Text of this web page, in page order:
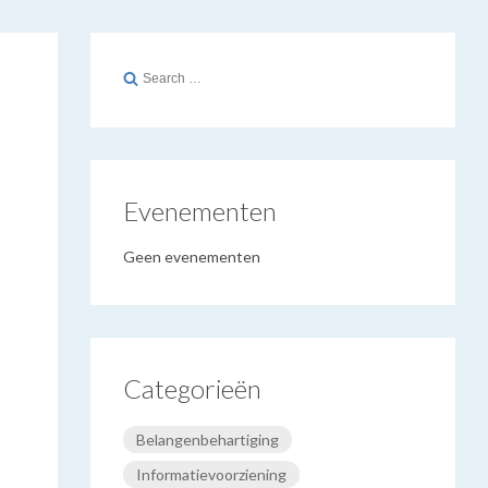
Search
Evenementen
Geen evenementen
Categorieën
Belangenbehartiging
Informatievoorziening